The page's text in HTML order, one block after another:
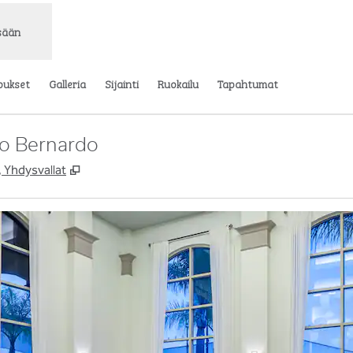
Galleria Sijainti Ruokailu Tapahtumat
Bernardo
Yhdysvallat ,